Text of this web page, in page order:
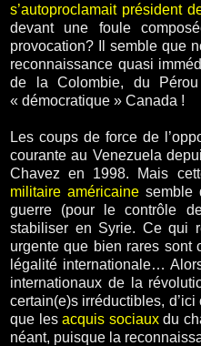
s’autoproclamait président
devant une foule
provocation? Il semble que
reconnaissance quasi
de la Colombie, du
« démocratique » Canada !
Les coups de force de
courante au Venezuela
Chavez en 1998. Mais
militaire américaine semble
guerre (pour le contrôle
stabiliser en Syrie. Ce qui
urgente que bien rares sont
légalité internationale…
internationaux de la
certain(e)s irréductibles,
que lesacquis sociauxdu
néant, puisque la